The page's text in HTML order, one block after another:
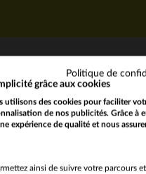
par mail nos promos
Politique de
grâce aux cookies
utilisons des cookies pour faciliter
de nos publicités. Grâce à
expérience de qualité et nous
ainsi de suivre votre parcours